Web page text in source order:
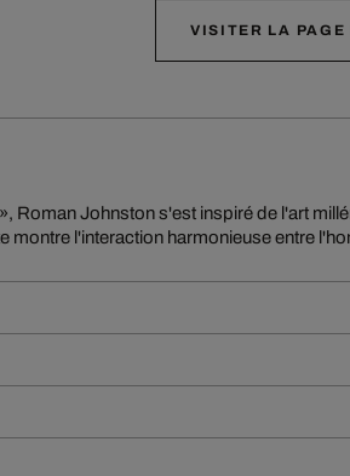
VISITER LA PAGE
Roman Johnston s'est inspiré de l'art
montre l'interaction harmonieuse entre
le jeu de couleurs impressionnant